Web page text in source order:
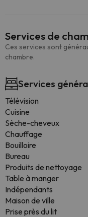
Services de
Ces services sont
chambre.
Services
Télévision
Cuisine
Sèche-cheveux
Chauffage
Bouilloire
Bureau
Produits de nettoyage
Table à manger
Indépendants
Maison de ville
Prise près du lit